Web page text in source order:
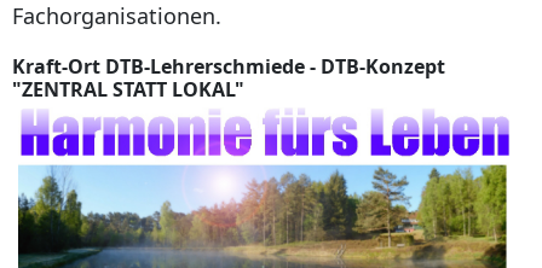
Fachorganisationen.
Kraft-Ort DTB-Lehrerschmiede - DTB-Konzept
"ZENTRAL STATT LOKAL"